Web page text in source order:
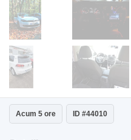
Acum 5 ore ID #44010